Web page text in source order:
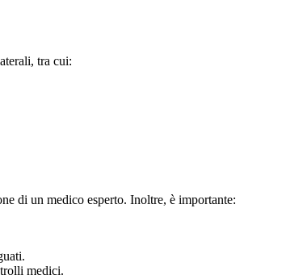
tra cui:
di un medico esperto. Inoltre, è importante:
medici.